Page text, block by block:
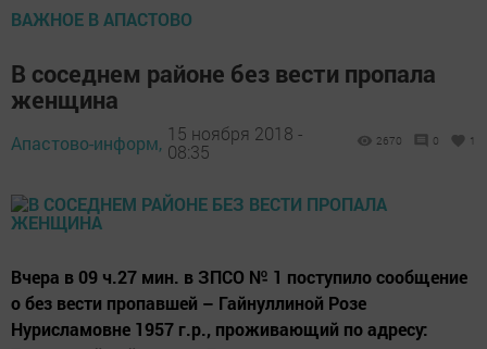
ВАЖНОЕ В АПАСТОВО
В соседнем районе без вести пропала
женщина
Апастово-информ, 15 ноября 2018 -
08:35
2670 0 1
Вчера в 09 ч.27 мин. в ЗПСО № 1 поступило сообщение
о без вести пропавшей – Гайнуллиной Розе
Нурисламовне 1957 г.р., проживающий по адресу: